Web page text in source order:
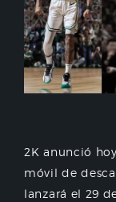
2K anunció
móvil de
lanzará el 29